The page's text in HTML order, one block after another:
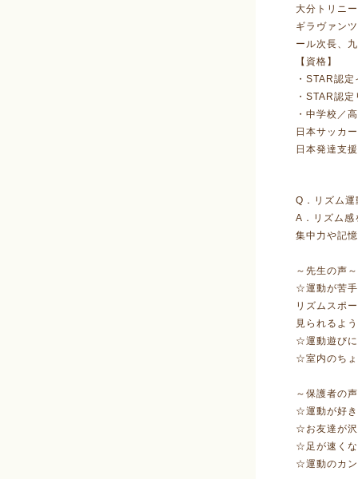
大分トリニ
ギラヴァン
ール次長、
【資格】
・
・
・中学校／
日本サッカ
日本発達支
Q．リズム
A．リズム
集中力や記
～先生の声～
☆運動が苦手
リズムスポ
見られるよ
☆運動遊び
☆室内のちょ
～保護者の
☆運動が好き
☆お友達が
☆足が速くな
☆運動のカン